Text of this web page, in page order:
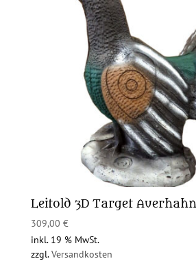
Leitold 3D Target
309,00 €
inkl. 19 % MwSt.
zzgl.Versandkosten